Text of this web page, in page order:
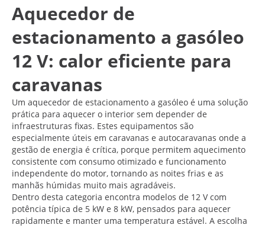
Aquecedor de
estacionamento a gasóleo
12 V: calor eficiente para
caravanas
Um aquecedor de estacionamento a gasóleo é uma solução
prática para aquecer o interior sem depender de
infraestruturas fixas. Estes equipamentos são
especialmente úteis em caravanas e autocaravanas onde a
gestão de energia é crítica, porque permitem aquecimento
consistente com consumo otimizado e funcionamento
independente do motor, tornando as noites frias e as
manhãs húmidas muito mais agradáveis.
Dentro desta categoria encontra modelos de 12 V com
potência típica de 5 kW e 8 kW, pensados para aquecer
rapidamente e manter uma temperatura estável. A escolha